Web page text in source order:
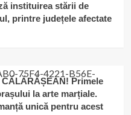
instituirea stării de
printre județele afectate
CĂLĂRĂȘEAN! Primele
la arte marțiale.
unică pentru acest